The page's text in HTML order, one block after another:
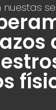
nuestas